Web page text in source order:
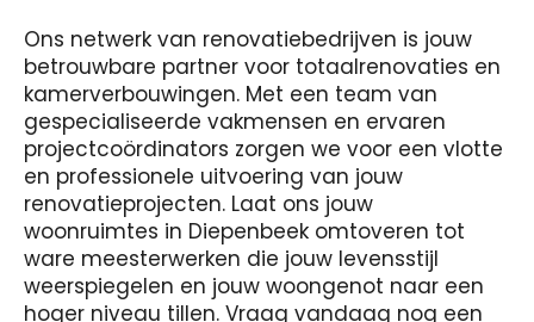
Ons netwerk van renovatiebedrijven is jouw
betrouwbare partner voor totaalrenovaties en
kamerverbouwingen. Met een team van
gespecialiseerde vakmensen en ervaren
projectcoördinators zorgen we voor een vlotte
en professionele uitvoering van jouw
renovatieprojecten. Laat ons jouw
woonruimtes in Diepenbeek omtoveren tot
ware meesterwerken die jouw levensstijl
weerspiegelen en jouw woongenot naar een
hoger niveau tillen. Vraag vandaag nog een